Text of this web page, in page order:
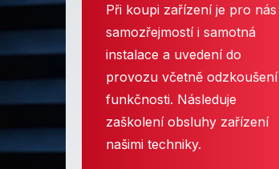
Při koupi zařízení je pro nás
samozřejmostí i samotná
instalace a uvedení do
provozu včetně odzkoušení
funkčnosti. Následuje
zaškolení obsluhy zařízení
našimi techniky.